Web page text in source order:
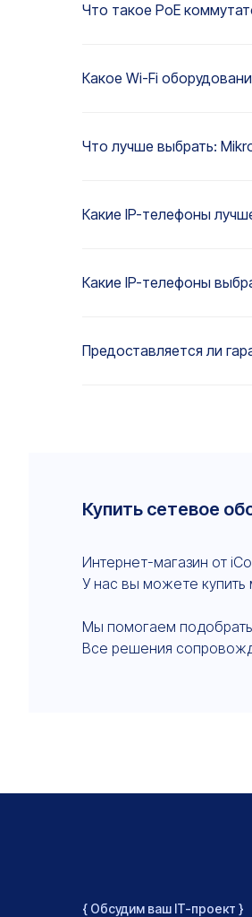
Что такое PoE
Какое Wi-Fi
Что лучше выбрать:
Какие IP-телефоны
Какие IP-телефоны
Предоставляется ли
Купить сетевое
Интернет-магазин от
У нас вы можете
Мы помогаем подобрать
Все решения
{ Обсудим ваш IT-проект }